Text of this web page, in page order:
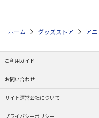
ホーム グッズストア ア
ご利用ガイド
お問い合わせ
サイト運営会社について
プライバシーポリシー